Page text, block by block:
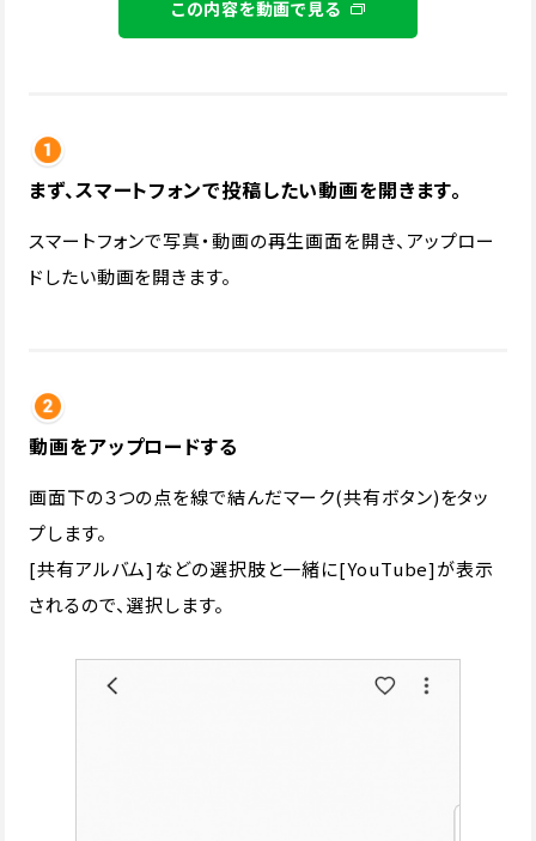
この内容を動画で見る
まず、スマートフォンで投稿したい動画を開きます。
スマートフォンで写真・動画の再生画面を開き、アップロー
ドしたい動画を開きます。
動画をアップロードする
画面下の３つの点を線で結んだマーク(共有ボタン)をタッ
プします。
[共有アルバム]などの選択肢と一緒に[YouTube]が表示
されるので、選択します。